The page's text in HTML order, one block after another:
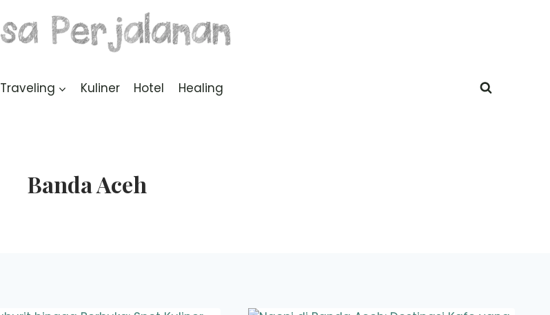
Traveling Kuliner Hotel Healing
Banda Aceh